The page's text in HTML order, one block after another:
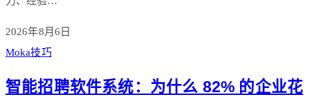
2026年8月6日
Moka技巧
智能招聘软件系统：为什么 82% 的企业花